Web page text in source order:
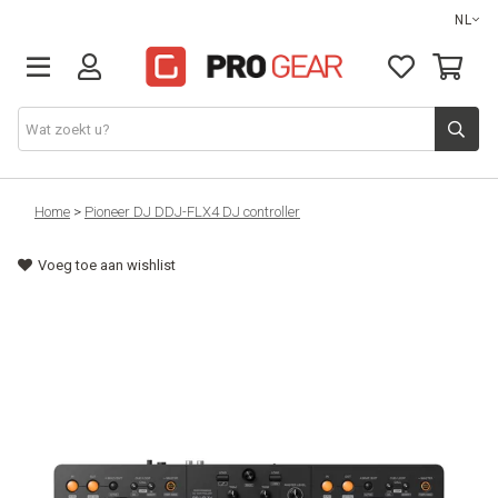
NL
DJ gear
Lights & effects
Home > Pioneer DJ DDJ-FLX4 DJ controller
Voeg toe aan wishlist